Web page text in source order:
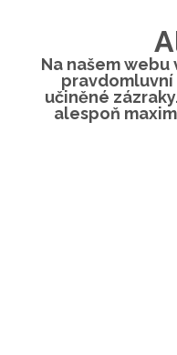
Na našem
učiněné
alespoň